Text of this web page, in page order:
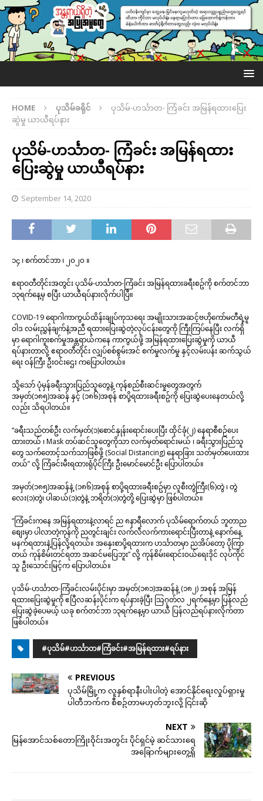
HOME ပုသိမ်ခရိုင်
ပုသိမ်-ဟင်္သာတ- ကြံခင်း အမြန်ရထားပြေး
ဆွဲမှု ယာယီရပ်နား
ပုသိမ်-ဟင်္သာတ- ကြံခင်း အမြန်ရထား
ပြေးဆွဲမှု ယာယီရပ်နား
September 14, 2020
၁၄ ၊ စက်တင်ဘာ ၊ ၂၀၂၀ ။
ဧရာဝတီတိုင်းအတွင်း ပုသိမ်-ဟင်္သာတ-ကြံခင်း အမြန်ရထားခရီးစဥ်ကို စက်တင်ဘာ
၁၃ရက်နေ့မှ စပြီး ယာယီရပ်နားလိုက်ပါပြီ။
COVID-19 ရောဂါကာကွယ်ထိန်းချုပ်ကုသရေး အမျိုးသားအဆင့်ဗဟိုကော်မတီရဲ့မူ
ဝါဒ လမ်းညွှန်ချက်နဲ့အညီ ရထားပြေးဆွဲတဲ့လုပ်ငန်းတွေကို ကြီးကြပ်နေပြီး လက်ရှိ
မှာ ရောဂါကူးစက်မှုအန္တရာယ်ကနေ ကာကွယ်ဖို့ အမြန်ရထားပြေးဆွဲမှုကို ယာယီ
ရပ်နားတာလို့ ဧရာဝတီတိုင်း လျှပ်စစ်စွမ်းအင် စက်မှုလက်မှု နှင့်လမ်းပန်း ဆက်သွယ်
ရေး ဝန်ကြီး ဦးဝင်းဌေး ကပြောပါတယ်။
သို့သော် ပုံမှန်ခရီးသွားပြည်သူတွေနဲ့ ကုန်စည်စီးဆင်းမှုတွေအတွက်
အမှတ်(၁၈၅)အဆန် နှင့် (၁၈၆)အစုန် စာပို့ရထားခရီးစဥ်ကို ပြေးဆွဲပေးနေတယ်လို့
လည်း သိရပါတယ်။
“ခရီးသည်တစ်ဦး လက်မှတ်(၁)စောင်နှုန်းရောင်းပေးပြီး ထိုင်ခုံ(၂) နေရာစီစဉ်ပေး
ထားတယ် ၊ Mask တပ်ဆင်သူတွေကိုသာ လက်မှတ်ရောင်းမယ် ၊ ခရီးသွားပြည်သူ
တွေ သက်တောင့်သက်သာဖြစ်ဖို့ (Social Distancing) နေရာခြား သတ်မှတ်ပေးထား
တယ်” လို့ ကြံခင်းမီးရထားရုံပိုင်ကြီး ဦးမောင်မောင်ဦး ပြောပါတယ်။
အမှတ်(၁၈၅)အဆန်နဲ့ (၁၈၆)အစုန် စာပို့ရထားခရီးစဥ်မှာ လူစီးတွဲကြီး(၆)တွဲ ၊ တွဲ
လေး(၁)တွဲ၊ ပါဆယ်(၁)တွဲနဲ့ ဘရိတ်(၁)တွဲတို့ ပြေးဆွဲမှာ ဖြစ်ပါတယ်။
“ကြံခင်းကနေ အမြန်ရထားနဲ့လာရင် ည ၈နာရီလောက် ပုသိမ်ရောက်တယ် ဘူတာည
စျေးမှာ ပါလာတဲ့ကုန်ကို ညတွင်းချင်း လက်လီလက်ကားရောင်းပြီးတာနဲ့ နောက်နေ့
မနက်ရထားနဲ့ပြန်လို့ရတယ်။ အနှေးစာပို့ရထားက ဟင်္သာတမှာ ညအိပ်တော့ ပိုကြာ
တယ် ကုန်စိမ်းတင်ရတာ အဆင်မပြေဘူး” လို့ ကုန်စိမ်းရောင်းဝယ်ရေးဒိုင် လုပ်ကိုင်
သူ ဦးသောင်းမြင့်က ပြောပါတယ်။
ပုသိမ်-ဟင်္သာတ-ကြံခင်းလမ်းပိုင်းမှာ အမှတ်(၁၈၁)အဆန်နဲ့ (၁၈၂) အစုန် အမြန်
ရထားပြေးဆွဲမှုကို ဧပြီလဆန်းပိုင်းက ရပ်နားခဲ့ပြီး သြဂုတ်လ ၂ရက်နေ့မှာ ပြန်လည်
ပြေးဆွဲခဲ့ပေမယ့် ယခု စက်တင်ဘာ ၁၃ရက်နေ့မှာ ယာယီ ပြန်လည်​ရပ်နားလိုက်တာ
ဖြစ်ပါတယ်။
#ပုသိမ်#ဟင်္သာတ#ကြံခင်း#အမြန်ရထား#ရပ်နား
PREVIOUS
ပုသိမ်မြို့က လူနှစ်ရာနီးပါးပါတဲ့ အောင်နိုင်ရေးလှုပ်ရှားမှု
ပါတီဘက်က စီစဥ်တာမဟုတ်ဘူးလို့ ငြင်းဆို
NEXT
မြန်အောင်သစ်တောကြိုးဝိုင်းအတွင်း ပိုင်ရှင်မဲ့ ဆင်သားရေ
အခြောက်များတွေ့ရှိ